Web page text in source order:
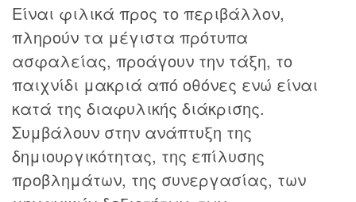
Είναι φιλικά προς το περιβάλλον,
πληρούν τα μέγιστα πρότυπα
ασφαλείας, προάγουν την τάξη, το
παιχνίδι μακριά από οθόνες ενώ είναι
κατά της διαφυλικής διάκρισης.
Συμβάλουν στην ανάπτυξη της
δημιουργικότητας, της επίλυσης
προβλημάτων, της συνεργασίας, των